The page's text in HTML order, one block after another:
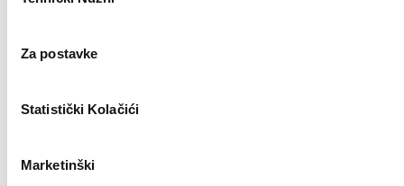
Za postavke
Statistički Kolačići
Marketinški
Key Account Manager
Novo
Civil Work Supervisor (m/f)